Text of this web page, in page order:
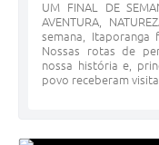
UM FINAL DE
AVENTURA,
semana, Itaporanga
Nossas rotas de
nossa história e,
povo receberam